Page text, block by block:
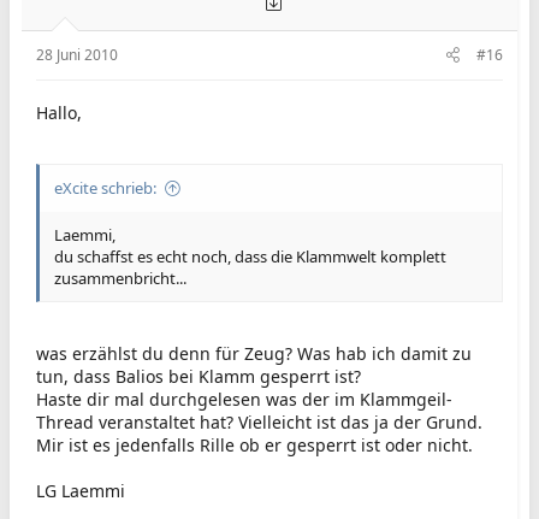
28 Juni 2010 #16
Hallo,
eXcite schrieb:
Laemmi,
du schaffst es echt noch, dass die Klammwelt komplett
zusammenbricht...
was erzählst du denn für Zeug? Was hab ich damit zu
tun, dass Balios bei Klamm gesperrt ist?
Haste dir mal durchgelesen was der im Klammgeil-
Thread veranstaltet hat? Vielleicht ist das ja der Grund.
Mir ist es jedenfalls Rille ob er gesperrt ist oder nicht.
LG Laemmi